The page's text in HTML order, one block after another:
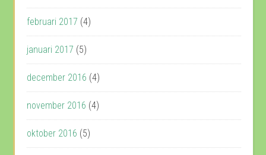
februari 2017 (4)
januari 2017 (5)
december 2016 (4)
november 2016 (4)
oktober 2016 (5)